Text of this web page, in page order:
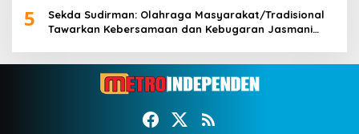
5
Sekda Sudirman: Olahraga Masyarakat/Tradisional
Tawarkan Kebersamaan dan Kebugaran Jasmani